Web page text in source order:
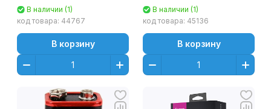
1А, 1USB, черное (SBP-
1501)
В наличии (1)
код товара: 44767
В корзину
2016-1B]
В наличии (1)
код товара: 45136
В корзину